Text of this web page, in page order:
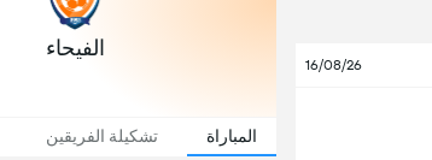
16/08/26
الفيحاء
المباراة تشكيلة الفريقين